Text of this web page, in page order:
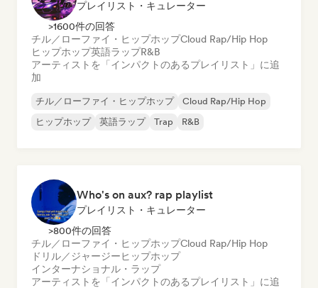
プレイリスト・キュレーター
>1600件の回答
チル／ローファイ・ヒップホップCloud Rap/Hip Hop
ヒップホップ英語ラップR&B
アーティストを「インパクトのあるプレイリスト」に追
加
チル／ローファイ・ヒップホップ
Cloud Rap/Hip Hop
ヒップホップ
英語ラップ Trap R&B
Who's on aux? rap playlist
プレイリスト・キュレーター
>800件の回答
チル／ローファイ・ヒップホップCloud Rap/Hip Hop
ドリル／ジャージーヒップホップ
インターナショナル・ラップ
アーティストを「インパクトのあるプレイリスト」に追